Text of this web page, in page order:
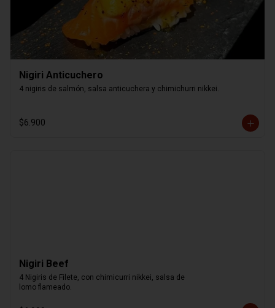
Nigiri Anticuchero
4 nigiris de salmón, salsa anticuchera y chimichurri nikkei.
$6.900
Nigiri Beef
4 Nigiris de Filete, con chimicurri nikkei, salsa de
lomo flameado.